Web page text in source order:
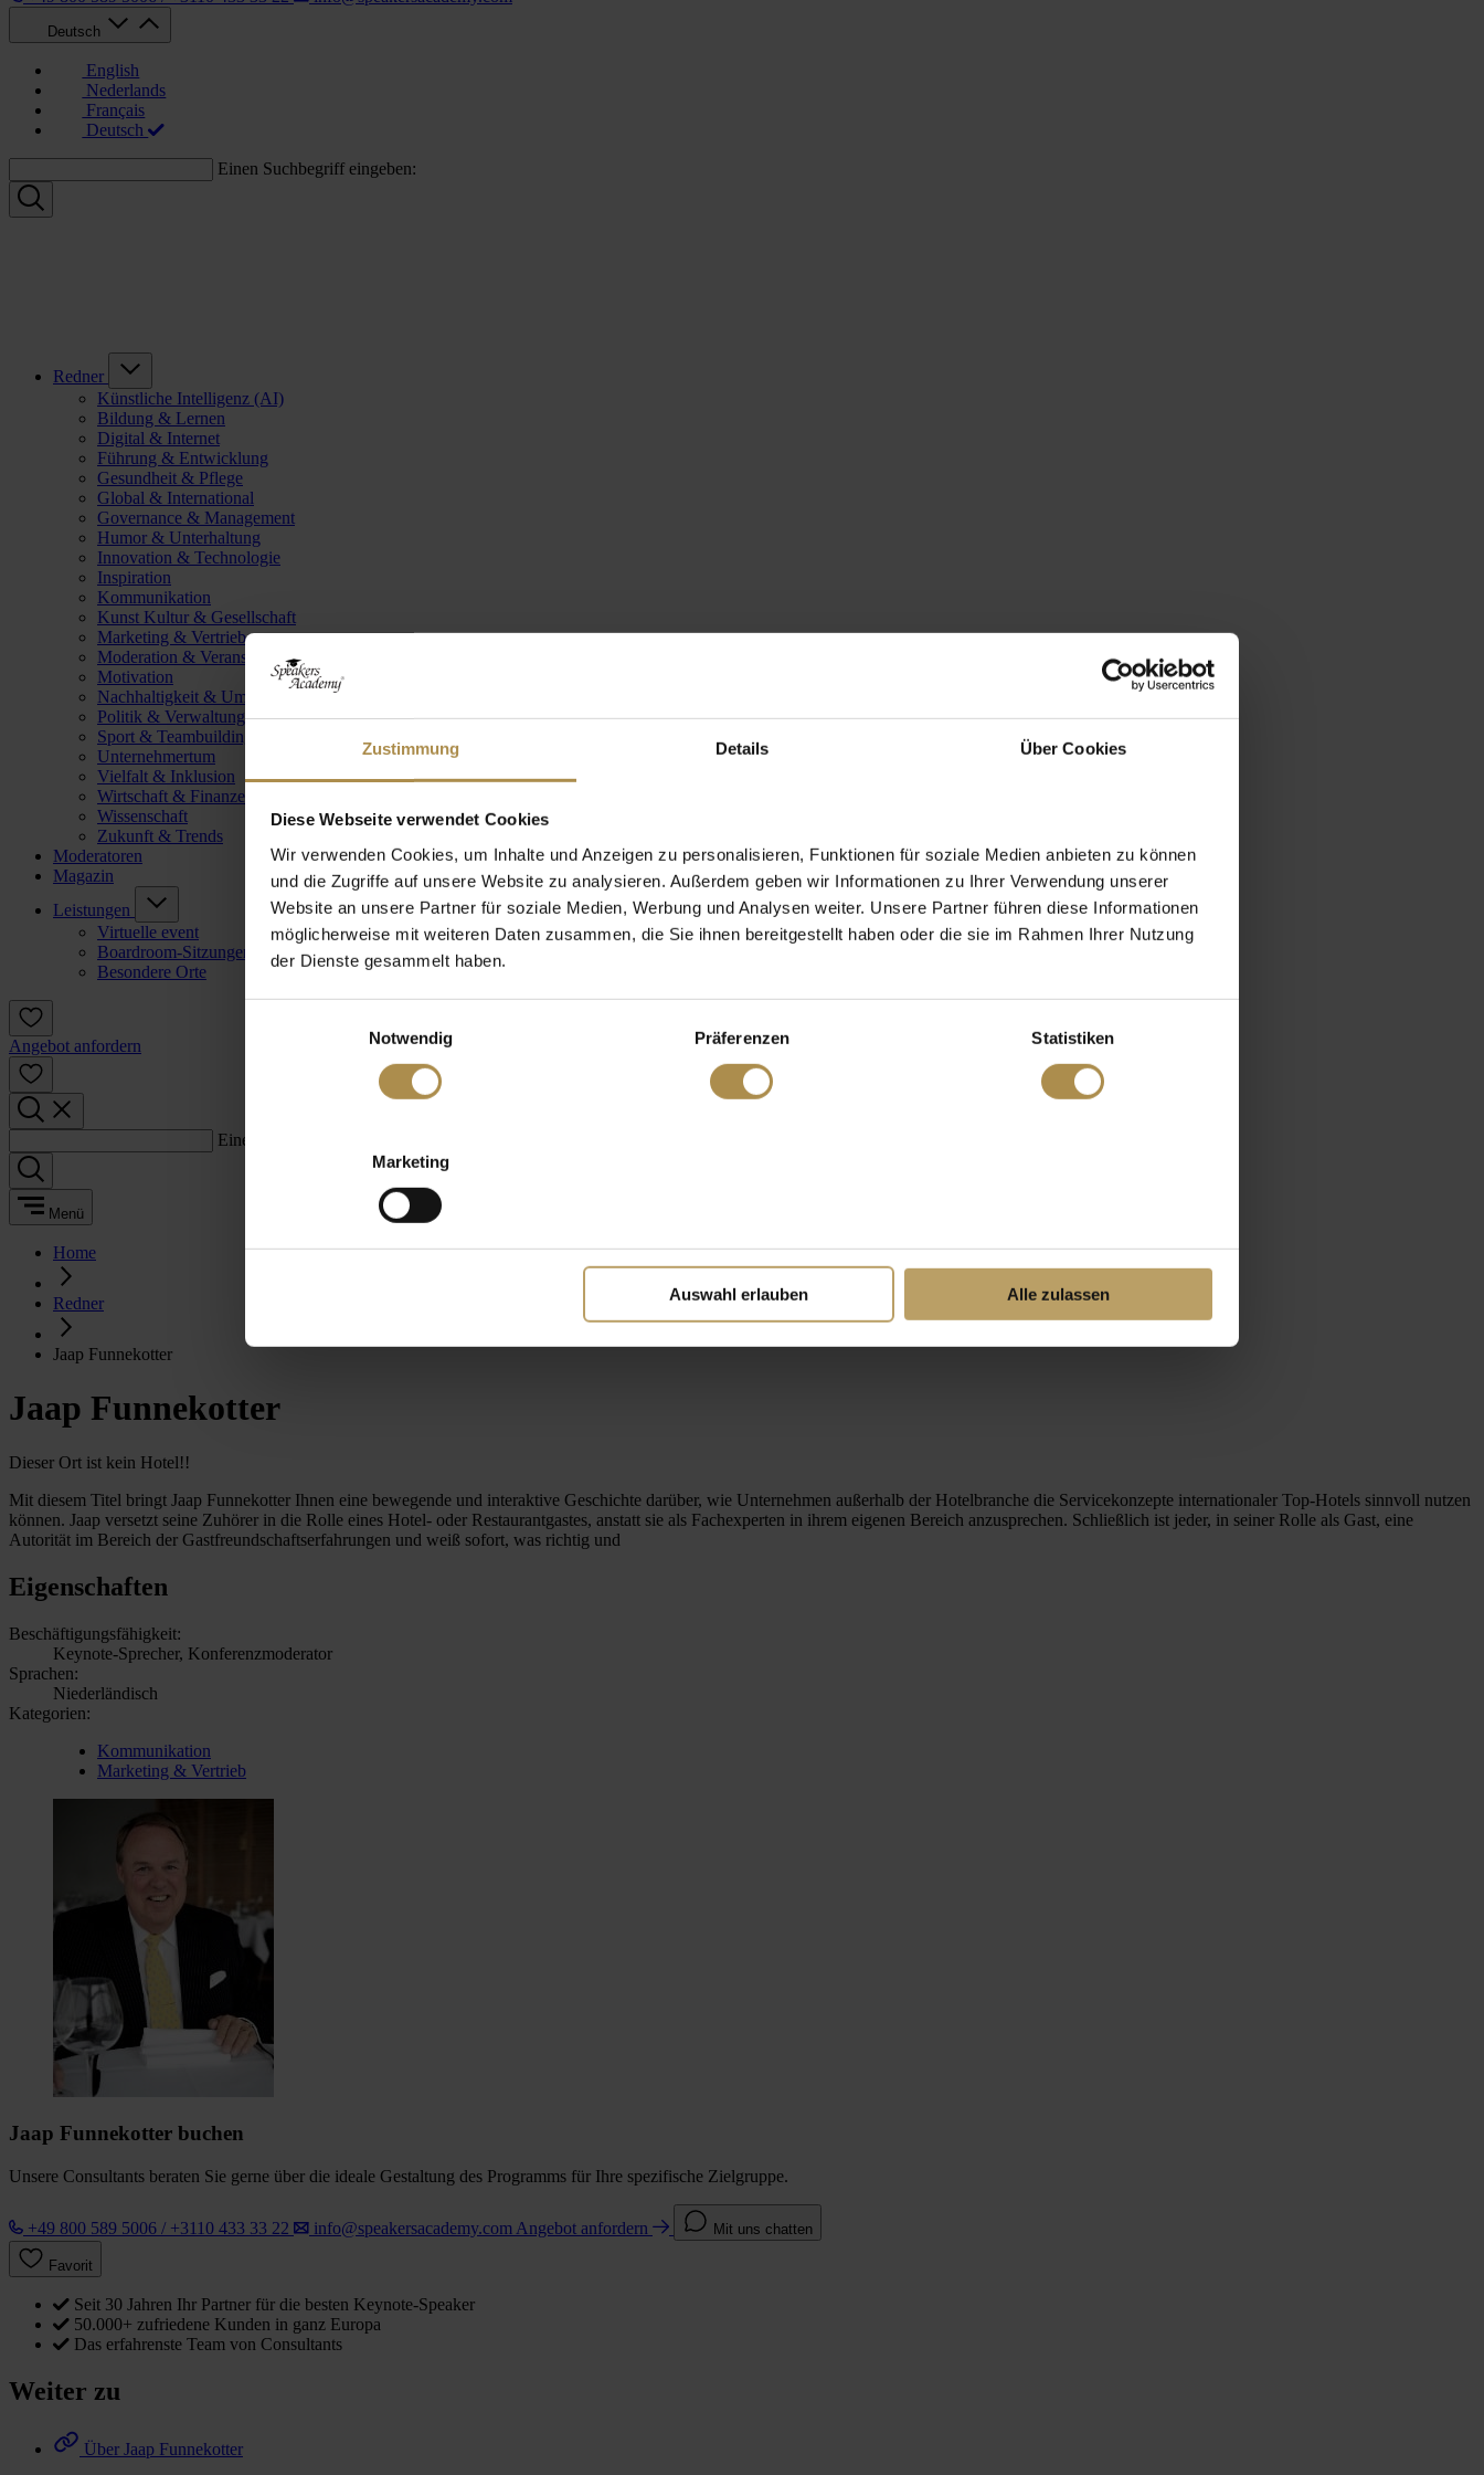
Zustimmung Details Über Cookies
Diese Webseite verwendet Cookies
Wir verwenden Cookies, um Inhalte und Anzeigen zu personalisieren, Funktionen für soziale Medien anbieten zu können
und die Zugriffe auf unsere Website zu analysieren. Außerdem geben wir Informationen zu Ihrer Verwendung unserer
Website an unsere Partner für soziale Medien, Werbung und Analysen weiter. Unsere Partner führen diese Informationen
möglicherweise mit weiteren Daten zusammen, die Sie ihnen bereitgestellt haben oder die sie im Rahmen Ihrer Nutzung
der Dienste gesammelt haben.
Notwendig
Präferenzen Statistiken
Marketing
Auswahl erlauben Alle zulassen
Deutsch
English
Nederlands
Français
Deutsch
Einen Suchbegriff eingeben:
Redner
Künstliche Intelligenz (AI)
Bildung & Lernen
Digital & Internet
Führung & Entwicklung
Gesundheit & Pflege
Global & International
Governance & Management
Humor & Unterhaltung
Innovation & Technologie
Inspiration
Kommunikation
Kunst Kultur & Gesellschaft
Marketing & Vertrieb
Moderation & Veranstaltungsleitung
Motivation
Nachhaltigkeit & Umwelt
Politik & Verwaltung
Sport & Teambuilding
Unternehmertum
Vielfalt & Inklusion
Wirtschaft & Finanzen
Wissenschaft
Zukunft & Trends
Moderatoren
Magazin
Leistungen
Virtuelle event
Boardroom-Sitzungen
Besondere Orte
Angebot anfordern
Einen Suchbegriff eingeben:
Menü
Home
Redner
Jaap Funnekotter
Jaap Funnekotter
Dieser Ort ist kein Hotel!!
Mit diesem Titel bringt Jaap Funnekotter Ihnen eine bewegende und interaktive Geschichte darüber, wie Unternehmen außerhalb der Hotelbranche die Servicekonzepte internationaler Top-Hotels sinnvoll nutzen
können. Jaap versetzt seine Zuhörer in die Rolle eines Hotel- oder Restaurantgastes, anstatt sie als Fachexperten in ihrem eigenen Bereich anzusprechen. Schließlich ist jeder, in seiner Rolle als Gast, eine
Autorität im Bereich der Gastfreundschaftserfahrungen und weiß sofort, was richtig und
Eigenschaften
Beschäftigungsfähigkeit:
Keynote-Sprecher, Konferenzmoderator
Sprachen:
Niederländisch
Kategorien:
Kommunikation
Marketing & Vertrieb
Jaap Funnekotter buchen
Unsere Consultants beraten Sie gerne über die ideale Gestaltung des Programms für Ihre spezifische Zielgruppe.
+49 800 589 5006 / +3110 433 33 22 info@speakersacademy.com Angebot anfordern Mit uns chatten
Favorit
Seit 30 Jahren Ihr Partner für die besten Keynote-Speaker
50.000+ zufriedene Kunden in ganz Europa
Das erfahrenste Team von Consultants
Weiter zu
Über Jaap Funnekotter